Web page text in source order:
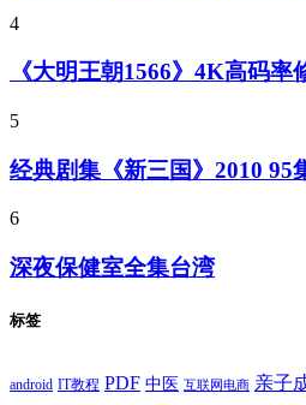
4
《大明王朝1566》4K高码率
5
经典剧集《新三国》2010 95
6
深夜保健室全集台湾
标签
android IT教程 PDF 中医 互联网电商 亲子